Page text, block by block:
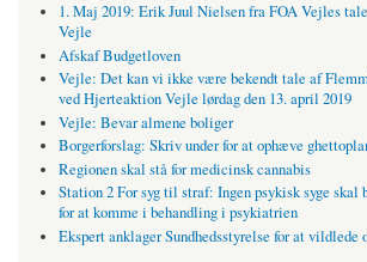
1. Maj 2019: Erik Juul Nielsen fra FOA Vejles
Vejle
Afskaf Budgetloven
Vejle: Det kan vi ikke være bekendt tale af
ved Hjerteaktion Vejle lørdag den 13. april 2019
Vejle: Bevar almene boliger
Borgerforslag: Skriv under for at ophæve
Regionen skal stå for medicinsk cannabis
Station 2 For syg til straf: Ingen psykisk syge
for at komme i behandling i psykiatrien
Ekspert anklager Sundhedsstyrelse for at vildlede